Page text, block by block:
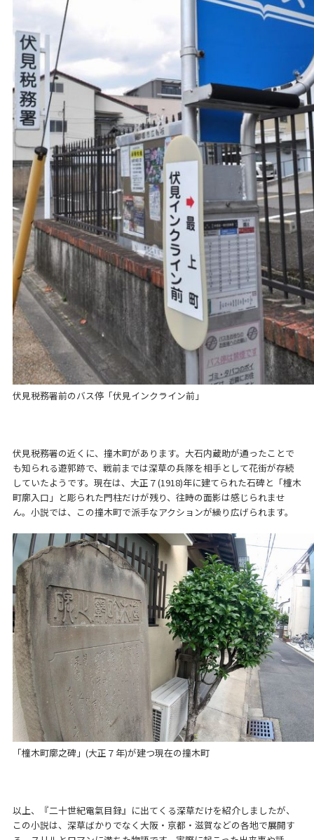
伏見税務署前のバス停「伏見インクライン前」
伏見税務署の近くに、撞木町があります。大石内蔵助が通ったことで
も知られる遊郭跡で、戦前までは深草の兵隊を相手として花街が存続
していたようです。現在は、大正７(1918)年に建てられた石碑と「橦木
町廓入口」と彫られた門柱だけが残り、往時の面影は感じられませ
ん。小説では、この撞木町で派手なアクションが繰り広げられます。
「橦木町廓之碑」(大正７年)が建つ現在の撞木町
以上、『二十世紀電氣目録』に出てくる深草だけを紹介しましたが、
この小説は、深草ばかりでなく大阪・京都・滋賀などの各地で展開す